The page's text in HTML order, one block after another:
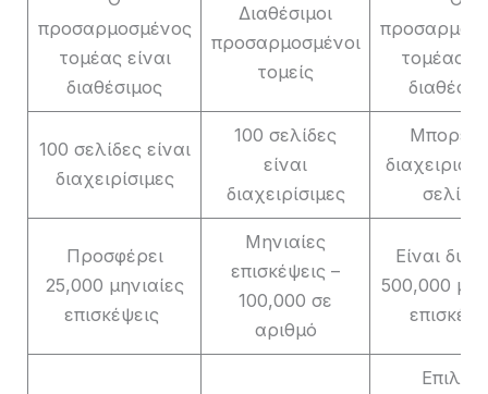
προσαρμοσμένος
τομέας είναι
διαθέσιμος
Διαθέσιμοι
προσαρμοσμένοι
τομείς
τομέας
100 σελίδες είναι
διαχειρίσιμες
100 σελίδες
είναι
διαχειρίσιμες
Μπορεί
Προσφέρει
25,000 μηνιαίες
επισκέψεις
Μηνιαίες
επισκέψεις –
100,000 σε
αριθμό
Είναι
500,000